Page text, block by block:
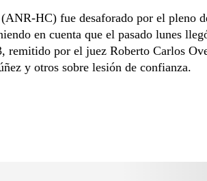
HC) fue desaforado por el pleno
en cuenta que el pasado lunes
remitido por el juez Roberto Carlos
y otros sobre lesión de confianza.